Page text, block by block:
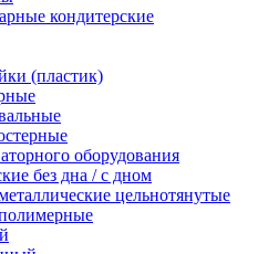
кондитерские
(пластик)
оборудования
без дна / с дном
цельнотянутые